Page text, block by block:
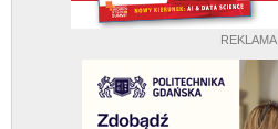
REKLAMA